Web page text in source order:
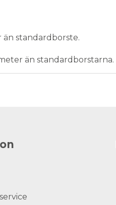
standardborste.
än standardborstarna.